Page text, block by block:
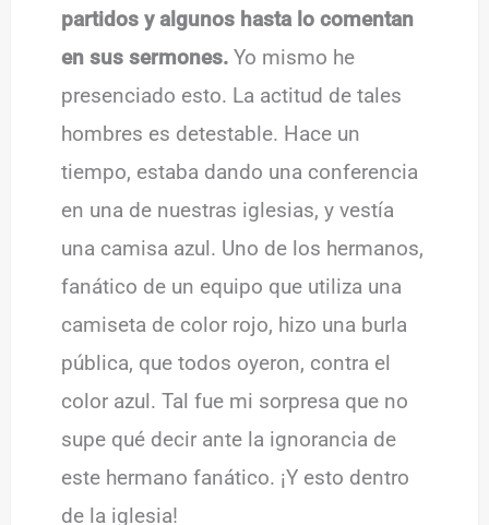
partidos y algunos hasta lo comentan
en sus sermones.Yo mismo he
presenciado esto. La actitud de tales
hombres es detestable. Hace un
tiempo, estaba dando una conferencia
en una de nuestras iglesias, y vestía
una camisa azul. Uno de los hermanos,
fanático de un equipo que utiliza una
camiseta de color rojo, hizo una burla
pública, que todos oyeron, contra el
color azul. Tal fue mi sorpresa que no
supe qué decir ante la ignorancia de
este hermano fanático. ¡Y esto dentro
de la iglesia!